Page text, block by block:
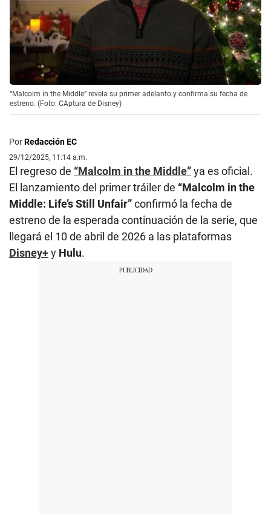
“Malcolm in the Middle” revela su primer adelanto y confirma su fecha de
estreno. (Foto: CAptura de Disney)
PorRedacción EC
29/12/2025, 11:14 a.m.
El regreso de “Malcolm in the Middle”ya es oficial.
El lanzamiento del primer tráiler de “Malcolm in the
Middle: Life’s Still Unfair”confirmó la fecha de
estreno de la esperada continuación de la serie, que
llegará el 10 de abril de 2026 a las plataformas
Disney+y Hulu.